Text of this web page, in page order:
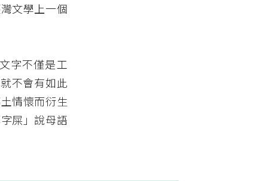
文學上一個
字不僅是工
不會有如此
情懷而衍生
屎」說母語